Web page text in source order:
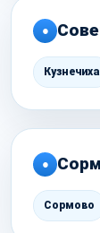
●
Кузнечиха
●
Сормово